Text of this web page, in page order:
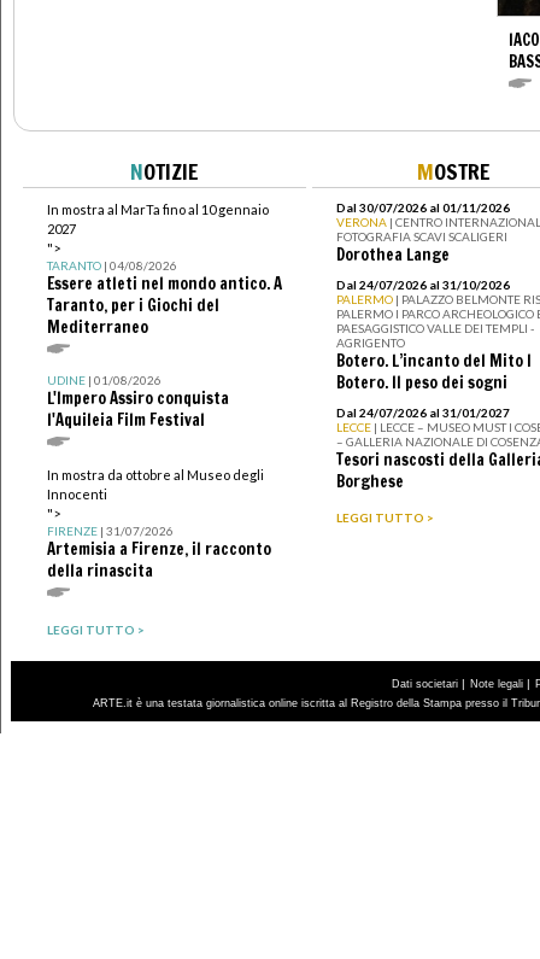
NOTIZIE
In mostra al MarTa fino al 10 gennaio
2027
">
TARANTO| 04/08/2026
Essere atleti nel mondo antico. A
Taranto, per i Giochi del
Mediterraneo
UDINE| 01/08/2026
L'Impero Assiro conquista
l'Aquileia Film Festival
In mostra da ottobre al Museo degli
Innocenti
">
FIRENZE| 31/07/2026
Artemisia a Firenze, il racconto
della rinascita
LEGGI TUTTO >
MOSTRE
Dal 30/07/2026 al 01/11/2026
VERONA | CENTRO
FOTOGRAFIA SCAVI SCALIGERI
Dorothea Lange
Dal 24/07/2026 al 31/10/2026
PALERMO | PALAZZO BELMONTE
PALERMO I PARCO ARCHEOLOGICO
PAESAGGISTICO VALLE DEI TEMPLI -
AGRIGENTO
Botero. L’incanto del Mito I
Botero. Il peso dei sogni
Dal 24/07/2026 al 31/01/2027
LECCE | LECCE – MUSEO MUST I
– GALLERIA NAZIONALE DI
Tesori nascosti della
Borghese
LEGGI TUTTO >
Dati societari | Note legali |
ARTE.it è una testata giornalistica online iscritta al Registro della Stampa presso il